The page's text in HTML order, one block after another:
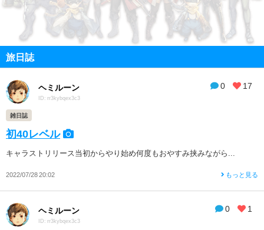
旅日誌
0 17
ヘミルーン
ID: rr3kybqex3c3
雑日誌
初40レベル
キャラストリリース当初からやり始め何度もおやすみ挟みながら...
2022/07/28 20:02 もっと見る
0 1
ヘミルーン
ID: rr3kybqex3c3